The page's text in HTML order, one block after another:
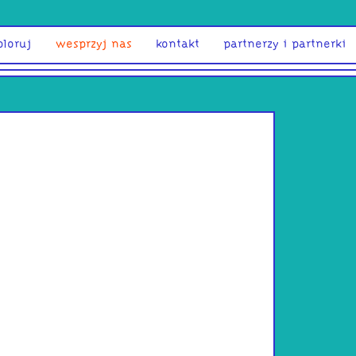
wesprzyj nas kontakt partnerzy i partnerki